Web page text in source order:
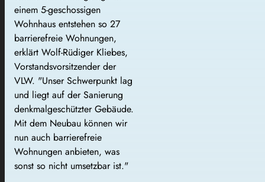
einem 5-geschossigen
Wohnhaus entstehen so 27
barrierefreie Wohnungen,
erklärt Wolf-Rüdiger Kliebes,
Vorstandsvorsitzender der
VLW. "Unser Schwerpunkt lag
und liegt auf der Sanierung
denkmalgeschützter Gebäude.
Mit dem Neubau können wir
nun auch barrierefreie
Wohnungen anbieten, was
sonst so nicht umsetzbar ist."